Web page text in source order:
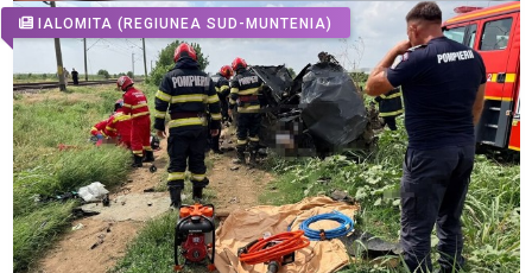
IALOMITA (REGIUNEA SUD-MUNTENIA)